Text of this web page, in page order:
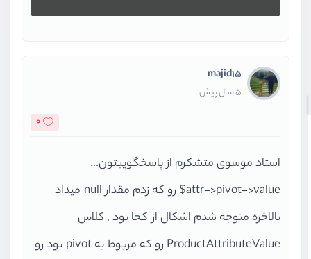
majid15
5 سال پیش
0
استاد موسوی متشکرم از پاسخگوییتون...
attr->pivot->value$ رو که زدم مقدار null میداد
بالاخره متوجه شدم اشکال از کجا بود , کلاس
ProductAttributeValue رو که مربوط به pivot بود رو